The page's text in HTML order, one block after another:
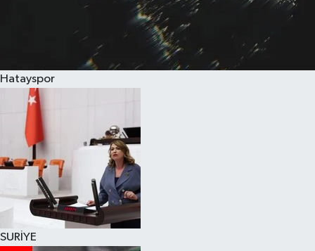
Hatayspor
SURİYE